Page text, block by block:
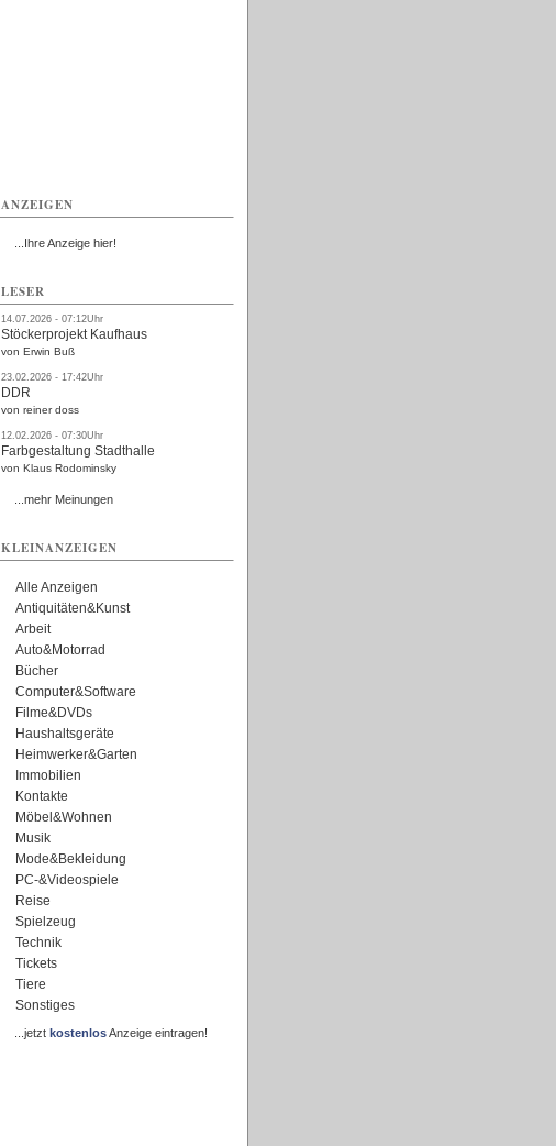
ANZEIGEN
...Ihre Anzeige hier!
LESER
14.07.2026 - 07:12Uhr
Stöckerprojekt Kaufhaus
von Erwin Buß
23.02.2026 - 17:42Uhr
DDR
von reiner doss
12.02.2026 - 07:30Uhr
Farbgestaltung Stadthalle
von Klaus Rodominsky
...mehr Meinungen
KLEINANZEIGEN
Alle Anzeigen
Antiquitäten&Kunst
Arbeit
Auto&Motorrad
Bücher
Computer&Software
Filme&DVDs
Haushaltsgeräte
Heimwerker&Garten
Immobilien
Kontakte
Möbel&Wohnen
Musik
Mode&Bekleidung
PC-&Videospiele
Reise
Spielzeug
Technik
Tickets
Tiere
Sonstiges
...jetzt kostenlosAnzeige eintragen!